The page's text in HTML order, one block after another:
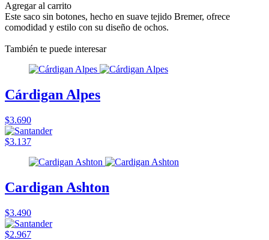
Agregar al carrito
Este saco sin botones, hecho en suave tejido Bremer, ofrece
comodidad y estilo con su diseño de ochos.
También te puede interesar
Cárdigan Alpes
$3.690
$3.137
Cardigan Ashton
$3.490
$2.967